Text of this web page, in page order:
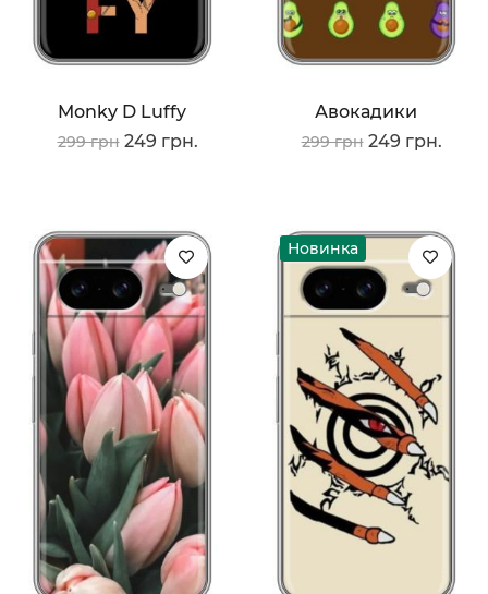
Monky D Luffy
299 грн 249 грн.
Авокадики
299 грн 249 грн.
Новинка